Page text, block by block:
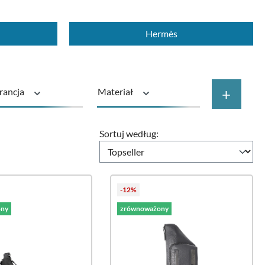
Hermès
Materiał +
Sortuj według:
-12%
zrównoważony